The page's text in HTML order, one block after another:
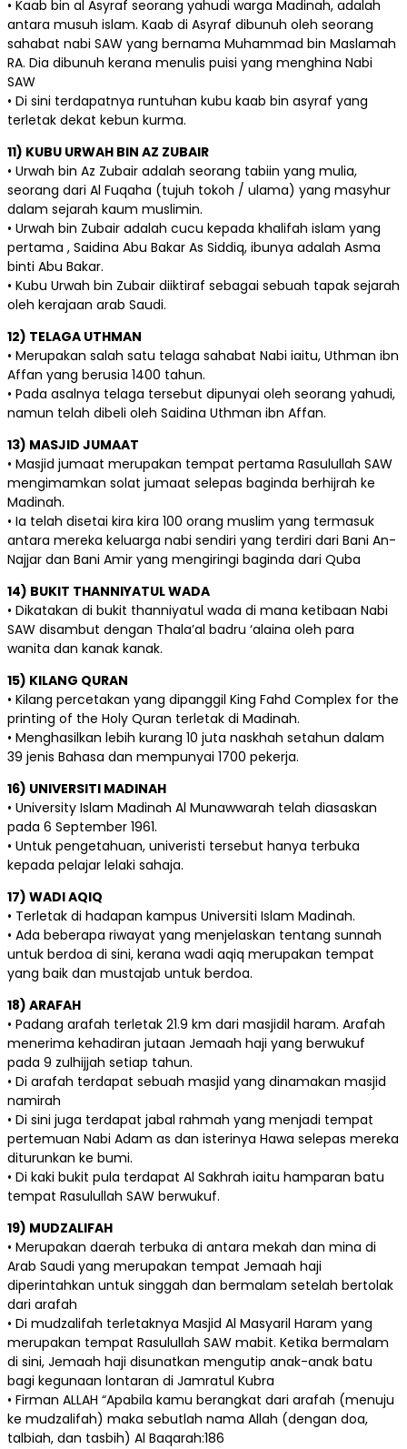
• Kaab bin al Asyraf seorang yahudi warga Madinah, adalah
antara musuh islam. Kaab di Asyraf dibunuh oleh seorang
sahabat nabi SAW yang bernama Muhammad bin Maslamah
RA. Dia dibunuh kerana menulis puisi yang menghina Nabi
SAW
• Di sini terdapatnya runtuhan kubu kaab bin asyraf yang
terletak dekat kebun kurma.
11) KUBU URWAH BIN AZ ZUBAIR
• Urwah bin Az Zubair adalah seorang tabiin yang mulia,
seorang dari Al Fuqaha (tujuh tokoh / ulama) yang masyhur
dalam sejarah kaum muslimin.
• Urwah bin Zubair adalah cucu kepada khalifah islam yang
pertama , Saidina Abu Bakar As Siddiq, ibunya adalah Asma
binti Abu Bakar.
• Kubu Urwah bin Zubair diiktiraf sebagai sebuah tapak sejarah
oleh kerajaan arab Saudi.
12) TELAGA UTHMAN
• Merupakan salah satu telaga sahabat Nabi iaitu, Uthman ibn
Affan yang berusia 1400 tahun.
• Pada asalnya telaga tersebut dipunyai oleh seorang yahudi,
namun telah dibeli oleh Saidina Uthman ibn Affan.
13) MASJID JUMAAT
• Masjid jumaat merupakan tempat pertama Rasulullah SAW
mengimamkan solat jumaat selepas baginda berhijrah ke
Madinah.
• Ia telah disetai kira kira 100 orang muslim yang termasuk
antara mereka keluarga nabi sendiri yang terdiri dari Bani An-
Najjar dan Bani Amir yang mengiringi baginda dari Quba
14) BUKIT THANNIYATUL WADA
• Dikatakan di bukit thanniyatul wada di mana ketibaan Nabi
SAW disambut dengan Thala’al badru ‘alaina oleh para
wanita dan kanak kanak.
15) KILANG QURAN
• Kilang percetakan yang dipanggil King Fahd Complex for the
printing of the Holy Quran terletak di Madinah.
• Menghasilkan lebih kurang 10 juta naskhah setahun dalam
39 jenis Bahasa dan mempunyai 1700 pekerja.
16) UNIVERSITI MADINAH
• University Islam Madinah Al Munawwarah telah diasaskan
pada 6 September 1961.
• Untuk pengetahuan, univeristi tersebut hanya terbuka
kepada pelajar lelaki sahaja.
17) WADI AQIQ
• Terletak di hadapan kampus Universiti Islam Madinah.
• Ada beberapa riwayat yang menjelaskan tentang sunnah
untuk berdoa di sini, kerana wadi aqiq merupakan tempat
yang baik dan mustajab untuk berdoa.
18) ARAFAH
• Padang arafah terletak 21.9 km dari masjidil haram. Arafah
menerima kehadiran jutaan Jemaah haji yang berwukuf
pada 9 zulhijjah setiap tahun.
• Di arafah terdapat sebuah masjid yang dinamakan masjid
namirah
• Di sini juga terdapat jabal rahmah yang menjadi tempat
pertemuan Nabi Adam as dan isterinya Hawa selepas mereka
diturunkan ke bumi.
• Di kaki bukit pula terdapat Al Sakhrah iaitu hamparan batu
tempat Rasulullah SAW berwukuf.
19) MUDZALIFAH
• Merupakan daerah terbuka di antara mekah dan mina di
Arab Saudi yang merupakan tempat Jemaah haji
diperintahkan untuk singgah dan bermalam setelah bertolak
dari arafah
• Di mudzalifah terletaknya Masjid Al Masyaril Haram yang
merupakan tempat Rasulullah SAW mabit. Ketika bermalam
di sini, Jemaah haji disunatkan mengutip anak-anak batu
bagi kegunaan lontaran di Jamratul Kubra
• Firman ALLAH “Apabila kamu berangkat dari arafah (menuju
ke mudzalifah) maka sebutlah nama Allah (dengan doa,
talbiah, dan tasbih) Al Baqarah:186